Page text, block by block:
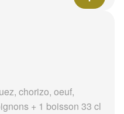
chorizo, oeuf,
+ 1 boisson 33 cl